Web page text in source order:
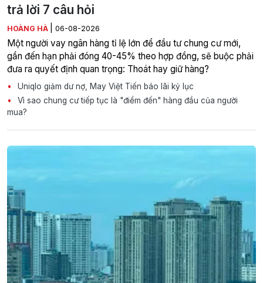
trả lời 7 câu hỏi
HOÀNG HÀ 06-08-2026
Một người vay ngân hàng tỉ lệ lớn để đầu tư chung cư mới,
gần đến hạn phải đóng 40-45% theo hợp đồng, sẽ buộc phải
đưa ra quyết định quan trọng: Thoát hay giữ hàng?
Uniqlo giảm dư nợ, May Việt Tiến báo lãi kỷ lục
Vì sao chung cư tiếp tục là "điểm đến" hàng đầu của người
mua?